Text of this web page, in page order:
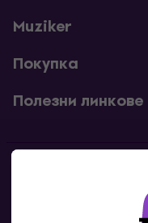
Muziker
Покупка
Полезни линкове